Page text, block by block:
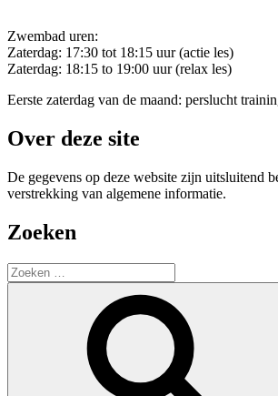
Zwembad uren:
Zaterdag: 17:30 tot 18:15 uur (actie les)
Zaterdag: 18:15 to 19:00 uur (relax les)
Eerste zaterdag van de maand: perslucht
Over deze site
De gegevens op deze website zijn uitsluitend
verstrekking van algemene informatie.
Zoeken
Zoeken
naar: